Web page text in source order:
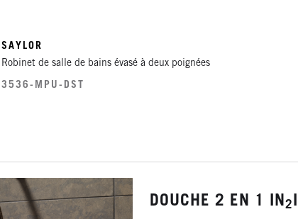
SAYLOR
Robinet de salle de bains évasé à deux poignées
3536-MPU-DST
DOUCHE 2 EN 1 IN2